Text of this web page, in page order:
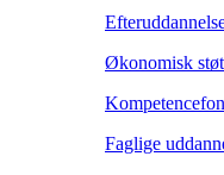
Økonomisk
Faglige